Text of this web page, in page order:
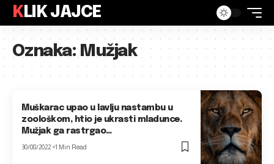
KLIK JAJCE
Oznaka:Mužjak
Muškarac upao u lavlju nastambu u
zoološkom, htio je ukrasti mladunce.
Mužjak ga rastrgao…
30/08/2022 1 Min Read